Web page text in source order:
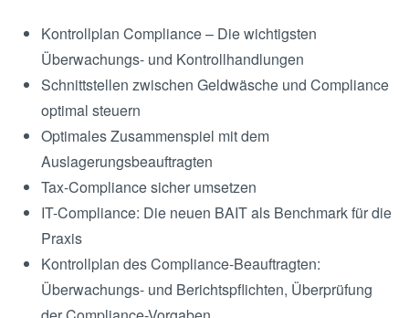
Kontrollplan Compliance – Die wichtigsten
Überwachungs- und Kontrollhandlungen
Schnittstellen zwischen Geldwäsche und Compliance
optimal steuern
Optimales Zusammenspiel mit dem
Auslagerungsbeauftragten
Tax-Compliance sicher umsetzen
IT-Compliance: Die neuen BAIT als Benchmark für die
Praxis
Kontrollplan des Compliance-Beauftragten:
Überwachungs- und Berichtspflichten, Überprüfung